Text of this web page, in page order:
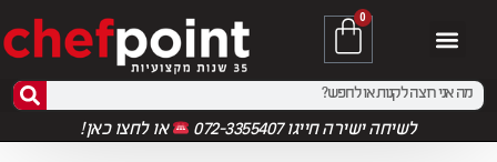
0
לשיחה ישירה חייגו 072-3355407 אולחצו כאן!